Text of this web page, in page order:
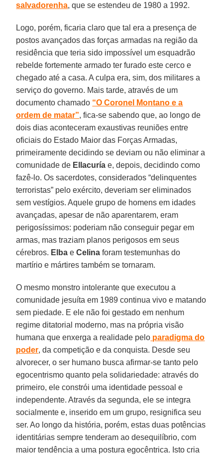
salvadorenha, que se estendeu de 1980 a 1992.
Logo, porém, ficaria claro que tal era a presença de
postos avançados das forças armadas na região da
residência que teria sido impossível um esquadrão
rebelde fortemente armado ter furado este cerco e
chegado até a casa. A culpa era, sim, dos militares a
serviço do governo. Mais tarde, através de um
documento chamado “O Coronel Montano e a
ordem de matar”, fica-se sabendo que, ao longo de
dois dias aconteceram exaustivas reuniões entre
oficiais do Estado Maior das Forças Armadas,
primeiramente decidindo se deviam ou não eliminar a
comunidade de Ellacuría e, depois, decidindo como
fazê-lo. Os sacerdotes, considerados “delinquentes
terroristas” pelo exército, deveriam ser eliminados
sem vestígios. Aquele grupo de homens em idades
avançadas, apesar de não aparentarem, eram
perigosíssimos: poderiam não conseguir pegar em
armas, mas traziam planos perigosos em seus
cérebros. Elba eCelina foram testemunhas do
martírio e mártires também se tornaram.
O mesmo monstro intolerante que executou a
comunidade jesuíta em 1989 continua vivo e matando
sem piedade. E ele não foi gestado em nenhum
regime ditatorial moderno, mas na própria visão
humana que enxerga a realidade pelo paradigma do
poder, da competição e da conquista. Desde seu
alvorecer, o ser humano busca afirmar-se tanto pelo
egocentrismo quanto pela solidariedade: através do
primeiro, ele constrói uma identidade pessoal e
independente. Através da segunda, ele se integra
socialmente e, inserido em um grupo, resignifica seu
ser. Ao longo da história, porém, estas duas potências
identitárias sempre tenderam ao desequilíbrio, com
maior tendência a uma postura egocêntrica. Isto cria